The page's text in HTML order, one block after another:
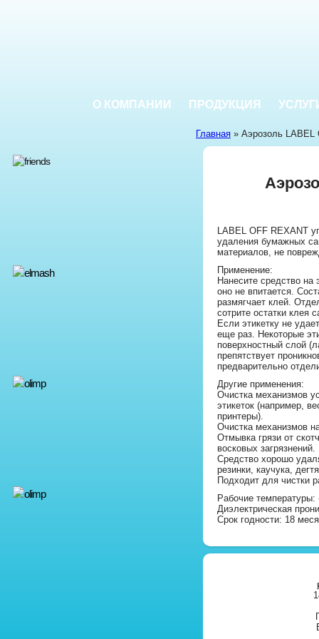
О КОМПАНИИ ПРОДУКЦИЯ
Главная » Аэрозоль LABEL
LABEL OFF REXANT
удаления бумажных
материалов, не
Применение:
Нанесите средство на
оно не впитается.
размягчает клей.
сотрите остатки клея
Если этикетку не
еще раз. Некоторые
поверхностный слой
препятствует
предварительно
Другие применения:
Очистка механизмов
этикеток (например,
принтеры).
Очистка механизмов
Отмывка грязи от
восковых загрязнений.
Средство хорошо
резинки, каучука,
Подходит для чистки
Рабочие
Диэлектрическая
Срок годности: 18